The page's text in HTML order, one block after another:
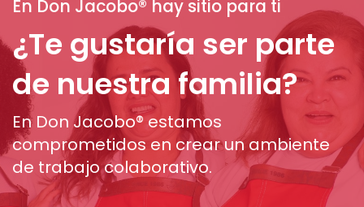
En Don Jacobo® hay sitio para ti
¿Te gustaría ser parte
de nuestra familia?
En Don Jacobo® estamos
comprometidos en crear un ambiente
de trabajo colaborativo.